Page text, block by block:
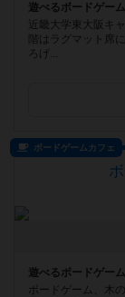
遊べるボードゲーム
近畿大学東大阪キ
階はラグマット席
ろげ...
ボードゲームカフェ
遊べるボードゲーム
ボードゲーム、木